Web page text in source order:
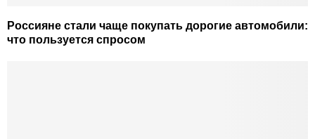
Россияне стали чаще покупать дорогие автомобили:
что пользуется спросом